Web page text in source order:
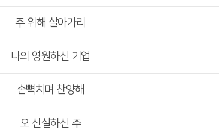
주 위해 살아가리
나의 영원하신 기업
손뼉치며 찬양해
오 신실하신 주